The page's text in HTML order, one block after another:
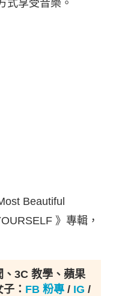
式享受音樂。
Beautiful
》專輯，
3C 教學、蘋果
： FB 粉專 / IG /